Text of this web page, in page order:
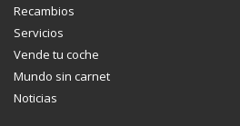
Recambios
Servicios
Vende tu coche
Mundo sin carnet
Noticias